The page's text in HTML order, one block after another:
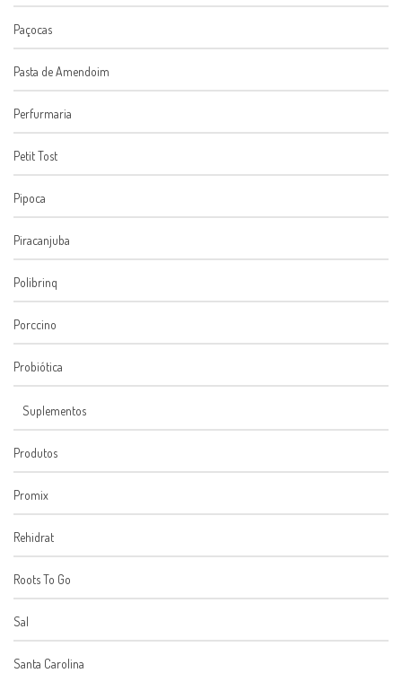
Paçocas
Pasta de Amendoim
Perfurmaria
Petit Tost
Pipoca
Piracanjuba
Polibrinq
Porccino
Probiótica
Suplementos
Produtos
Promix
Rehidrat
Roots To Go
Sal
Santa Carolina